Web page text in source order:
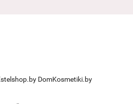
DomKosmetiki.by